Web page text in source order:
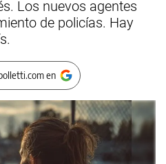
Los nuevos agentes
de policías. Hay
en